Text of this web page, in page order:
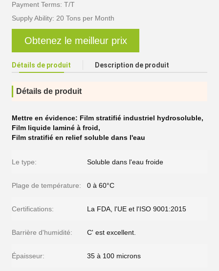
Payment Terms: T/T
Supply Ability: 20 Tons per Month
Obtenez le meilleur prix
Détails de produit Description de produit
Détails de produit
Mettre en évidence: Film stratifié industriel hydrosoluble,
Film liquide laminé à froid,
Film stratifié en relief soluble dans l'eau
Le type: Soluble dans l'eau froide
Plage de température: 0 à 60°C
Certifications: La FDA, l'UE et l'ISO 9001:2015
Barrière d'humidité: C' est excellent.
Épaisseur: 35 à 100 microns